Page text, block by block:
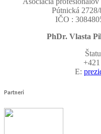
Pútnická
IČO :
PhDr. Vlasta
E:
Partneri